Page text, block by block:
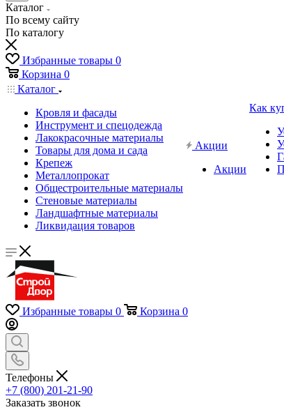
Каталог
По всему сайту
По каталогу
Избранные товары 0
Корзина 0
Каталог
Кровля и фасады
Инструмент и спецодежда
Лакокрасочные материалы
Товары для дома и сада
Крепеж
Металлопрокат
Общестроительные материалы
Стеновые материалы
Ландшафтные материалы
Ликвидация товаров
Акции
Акции
Как
Избранные товары 0 Корзина 0
Телефоны
+7 (800) 201-21-90
Заказать звонок